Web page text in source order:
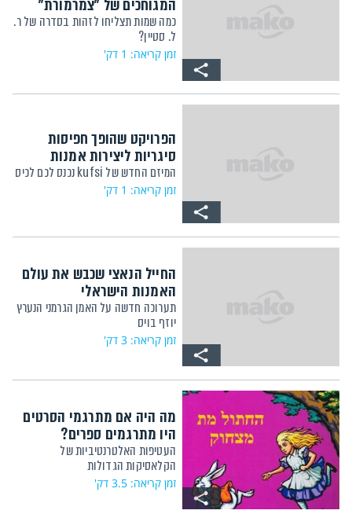
המגוחכים של "צמרמורת"
כמה שמות תצליחו לזהות בסדרה של ר.
ל. סטיין?
זמן קריאה: 1 דק'
הפרויקט שהופך חפיסות
סיגריות ליצירות אמנות
המיזם החדש של kufsi נכנס לכם לכיס
זמן קריאה: 1 דק'
החייל הנאצי שכבש את עולם
האמנות הישראלי
תערוכה חדשה על האמן הגרמני הנערץ
יוזף בויס
זמן קריאה: 3 דק'
מה היה אם מתרגמי הסרטים
היו מתרגמים ספרים?
העטיפות האלטרנטיביות של
הקלאסיקות הגדולות
זמן קריאה: 3.5 דק'